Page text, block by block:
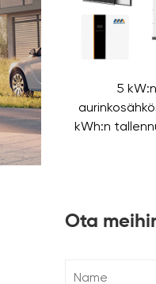
5 kW:n
kWh:n
Ota